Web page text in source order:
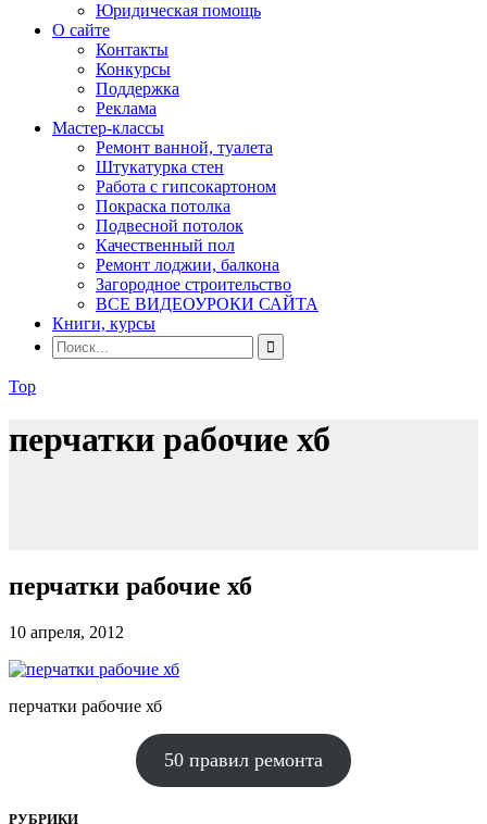
Юридическая помощь
О сайте
Контакты
Конкурсы
Поддержка
Реклама
Мастер-классы
Ремонт ванной, туалета
Штукатурка стен
Работа с гипсокартоном
Покраска потолка
Подвесной потолок
Качественный пол
Ремонт лоджии, балкона
Загородное строительство
ВСЕ ВИДЕОУРОКИ САЙТА
Книги, курсы
Top
перчатки рабочие хб
перчатки рабочие хб
10 апреля, 2012
перчатки рабочие хб
50 правил ремонта
РУБРИКИ